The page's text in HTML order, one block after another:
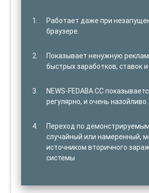
Работает даже при
браузере.
Показывает ненужную
быстрых заработков, ставок и
NEWS-FEDABA.CC
регулярно, и очень назойливо.
Переход по
случайный или намеренный,
источником вторичного
системы